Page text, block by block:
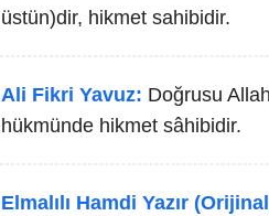
üstün)dir, hikmet sahibidir.
Ali Fikri Yavuz: Doğrusu
hükmünde hikmet sâhibidir.
Elmalılı Hamdi Yazır